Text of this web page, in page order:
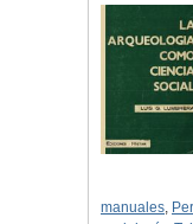
manuales,